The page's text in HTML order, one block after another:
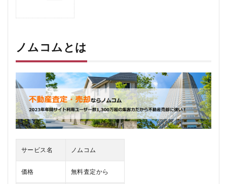
ム
と
は
ノム
コム
の口
コ
ミ、
2.1
ノム
ノムコムとは
サービス名 ノムコム
価格 無料査定から